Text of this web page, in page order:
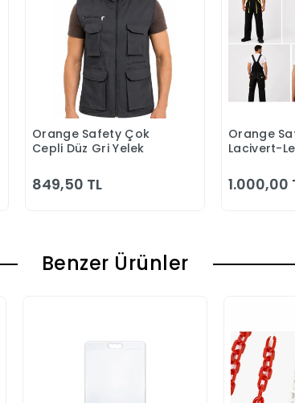
Sepete Ekle
Orange Safety Çok
Cepli Düz Gri Yelek
849,50 TL
Orange
Lacivert-
1.000,00
Benzer Ürünler